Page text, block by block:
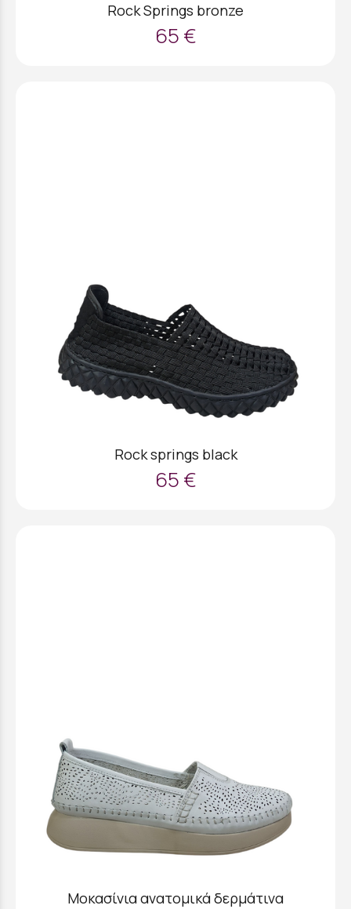
Rock Springs bronze
65 €
Rock springs black
65 €
Μοκασίνια ανατομικά δερμάτινα